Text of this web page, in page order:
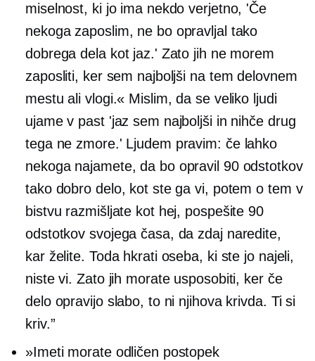
miselnost, ki jo ima nekdo verjetno, 'Če
nekoga zaposlim, ne bo opravljal tako
dobrega dela kot jaz.' Zato jih ne morem
zaposliti, ker sem najboljši na tem delovnem
mestu ali vlogi.« Mislim, da se veliko ljudi
ujame v past 'jaz sem najboljši in nihče drug
tega ne zmore.' Ljudem pravim: če lahko
nekoga najamete, da bo opravil 90 odstotkov
tako dobro delo, kot ste ga vi, potem o tem v
bistvu razmišljate kot hej, pospešite 90
odstotkov svojega časa, da zdaj naredite,
kar želite. Toda hkrati oseba, ki ste jo najeli,
niste vi. Zato jih morate usposobiti, ker če
delo opravijo slabo, to ni njihova krivda. Ti si
kriv.”
»Imeti morate odličen postopek